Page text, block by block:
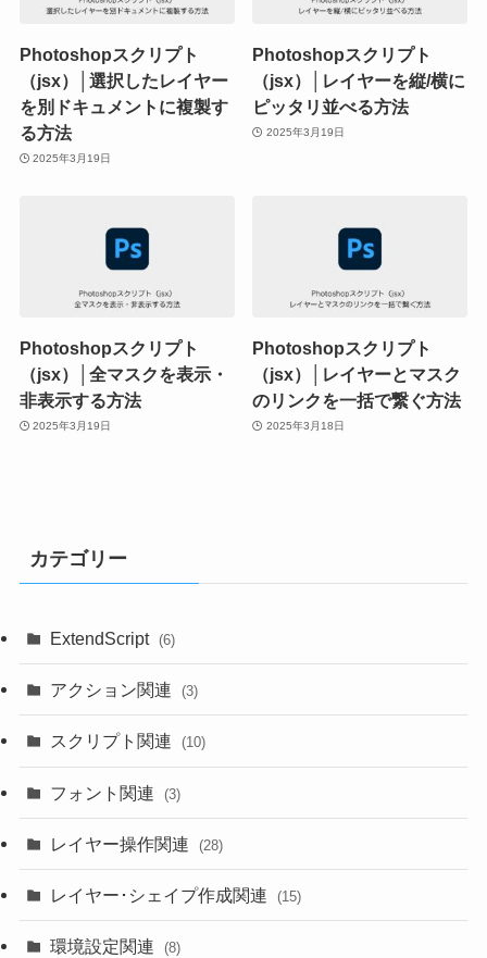
Photoshopスクリプト
（jsx）│選択したレイヤー
を別ドキュメントに複製す
る方法
2025年3月19日
Photoshopスクリプト
（jsx）│レイヤーを縦/横に
ピッタリ並べる方法
2025年3月19日
Photoshopスクリプト
（jsx）│全マスクを表示・
非表示する方法
2025年3月19日
Photoshopスクリプト
（jsx）│レイヤーとマスク
のリンクを一括で繋ぐ方法
2025年3月18日
カテゴリー
ExtendScript (6)
アクション関連 (3)
スクリプト関連 (10)
フォント関連 (3)
レイヤー操作関連 (28)
レイヤー･シェイプ作成関連 (15)
環境設定関連 (8)